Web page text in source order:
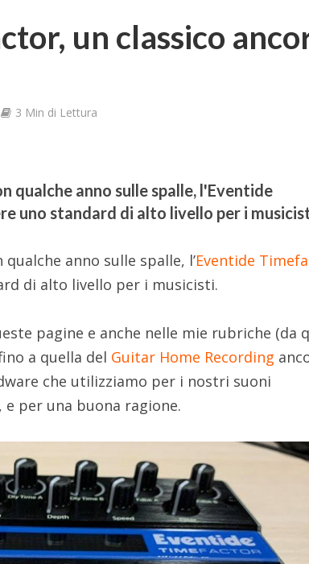
un classico
3 Min di Lettura
qualche anno sulle spalle, l'Eventide
uno standard di alto livello per i
anno sulle spalle, l’Eventide
di alto livello per i musicisti.
pagine e anche nelle mie rubriche (da
a quella del Guitar Home Recording
che utilizziamo per i nostri suoni
per una buona ragione.